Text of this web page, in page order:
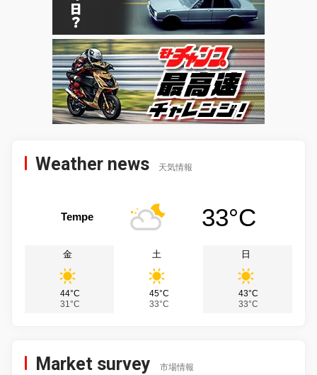
Weather news 天気情報
Tempe 33°C
金
44°C
31°C
土
45°C
33°C
日
43°C
33°C
Market survey 市場情報